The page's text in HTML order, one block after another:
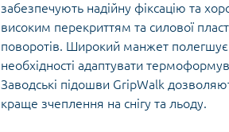
забезпечують надійну фіксацію та
високим перекриттям та силової
поворотів. Широкий манжет полегшує
необхідності адаптувати
Заводські підошви GripWalk
краще зчеплення на снігу та льоду.